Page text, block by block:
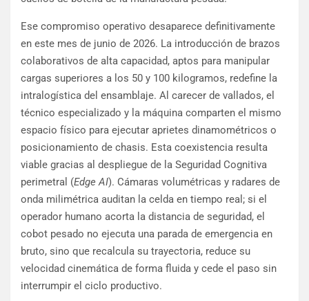
Ese compromiso operativo desaparece definitivamente
en este mes de junio de 2026. La introducción de brazos
colaborativos de alta capacidad, aptos para manipular
cargas superiores a los 50 y 100 kilogramos, redefine la
intralogística del ensamblaje. Al carecer de vallados, el
técnico especializado y la máquina comparten el mismo
espacio físico para ejecutar aprietes dinamométricos o
posicionamiento de chasis. Esta coexistencia resulta
viable gracias al despliegue de la Seguridad Cognitiva
perimetral (Edge AI). Cámaras volumétricas y radares de
onda milimétrica auditan la celda en tiempo real; si el
operador humano acorta la distancia de seguridad, el
cobot pesado no ejecuta una parada de emergencia en
bruto, sino que recalcula su trayectoria, reduce su
velocidad cinemática de forma fluida y cede el paso sin
interrumpir el ciclo productivo.